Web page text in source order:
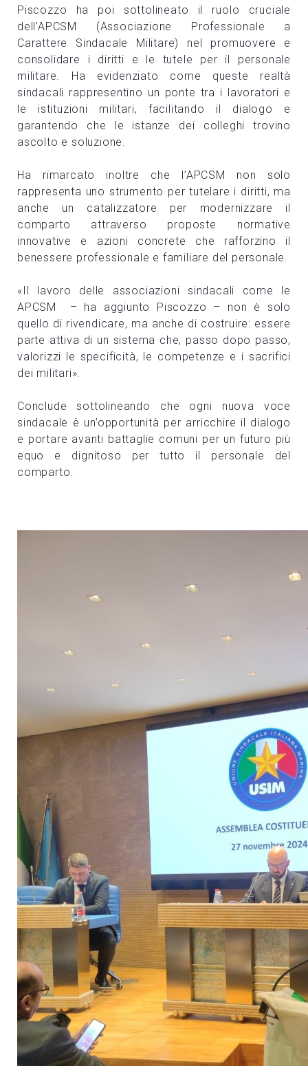
Piscozzo ha poi sottolineato il ruolo cruciale
dell’APCSM (Associazione Professionale a
Carattere Sindacale Militare) nel promuovere e
consolidare i diritti e le tutele per il personale
militare. Ha evidenziato come queste realtà
sindacali rappresentino un ponte tra i lavoratori e
le istituzioni militari, facilitando il dialogo e
garantendo che le istanze dei colleghi trovino
ascolto e soluzione.
Ha rimarcato inoltre che l’APCSM non solo
rappresenta uno strumento per tutelare i diritti, ma
anche un catalizzatore per modernizzare il
comparto attraverso proposte normative
innovative e azioni concrete che rafforzino il
benessere professionale e familiare del personale.
«Il lavoro delle associazioni sindacali come le
APCSM – ha aggiunto Piscozzo – non è solo
quello di rivendicare, ma anche di costruire: essere
parte attiva di un sistema che, passo dopo passo,
valorizzi le specificità, le competenze e i sacrifici
dei militari».
Conclude sottolineando che ogni nuova voce
sindacale è un’opportunità per arricchire il dialogo
e portare avanti battaglie comuni per un futuro più
equo e dignitoso per tutto il personale del
comparto.